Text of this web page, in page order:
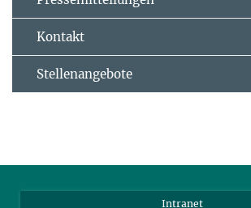
Kontakt
Stellenangebote
Intranet